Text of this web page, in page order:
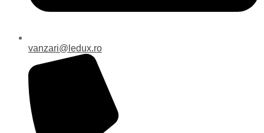
vanzari@ledux.ro